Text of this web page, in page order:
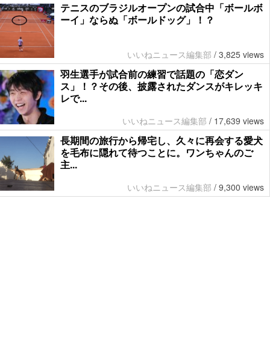
テニスのブラジルオープンの試合中「ボールボ
ーイ」ならぬ「ボールドッグ」！？
いいねニュース編集部 / 3,825 views
羽生選手が試合前の練習で話題の「恋ダン
ス」！？その後、披露されたダンスがキレッキ
レで...
いいねニュース編集部 / 17,639 views
長期間の旅行から帰宅し、久々に再会する愛犬
を毛布に隠れて待つことに。ワンちゃんのご
主...
いいねニュース編集部 / 9,300 views